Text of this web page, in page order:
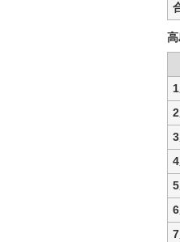
1
2
3
4
5
6
7